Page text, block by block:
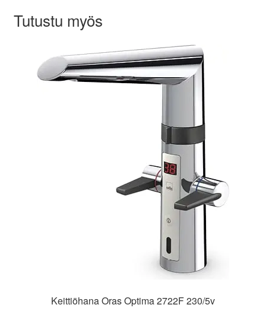
Tutustu myös
Keittiöhana Oras Optima 2722F 230/5v